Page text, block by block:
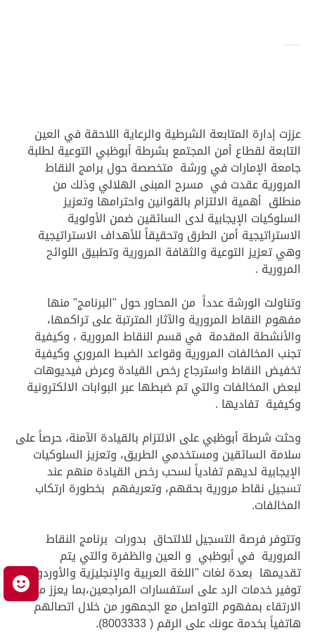
عززت إدارة المتابعة الشرطية والرعاية اللاحقة في العين
التابعة لقطاع أمن المجتمع بشرطة أبوظبي التوعية لطلبة
جامعة الإمارات في ورشة متخصصة حول برامج النقاط
المرورية عقدت في مسرح المبنى الهلالي وذلك من
منطلق أهمية الالتزام بالقوانين واحترامها وتعزيز
السلوكيات الإيجابية لدى السائقين ضمن الأولوية
الاستراتيجية أمن الطرق وتحقيقاً للأهداف الاستراتيجية
وهي تعزيز التوعية والثقافة المرورية وتطبيق اللوائح
المرورية .
وتناولت الورشة عدداً من المحاور حول "البرنامج" منها
مفهوم النقاط المرورية والآثار المترتبة على تراكمها،
والأنشطة المقدمة في قسم النقاط المرورية ، وكيفية
تجنب المخالفات المرورية وقواعد الضبط المروري وكيفية
تخفيض النقاط واسترجاع رخص القيادة وعرض فيديوهات
لبعض المخالفات والتي تم ضبطها عبر البوابات الالكترونية
وكيفية تفاديها .
وحثت شرطة أبوظبي على الالتزام بالقيادة الآمنة، حرصاً على
سلامة السائقين ومستخدمي الطريق، وتعزيز السلوكيات
الإيجابية لديهم تفادياً لسحب رخص القيادة منهم عند
تسجيل نقاط مرورية بحقهم، وتعريفهم بخطورة ارتكاب
المخالفات.
وتتوفر فرصة التسجيل للالتحاق بدورات برنامج النقاط
المرورية في أبوظبي و العين والظفرة والتي يتم
تقديمها بعدة لغات "اللغة العربية والإنجليزية والأوردو" مع
توفير خدمات الرد على استفسارات المراجعين،بما يعزز من
الارتقاء بمفهوم التواصل مع الجمهور من خلال اتصالهم
هاتفياً بخدمة عونك على الرقم ( 8003333).